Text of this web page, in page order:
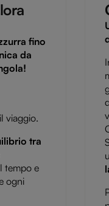
fino
da
viaggio.
tra
tempo e
ogni